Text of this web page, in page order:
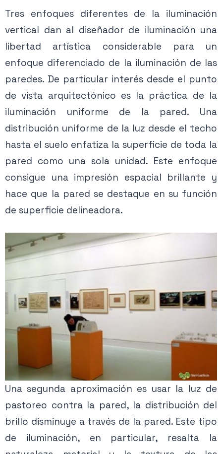
Tres enfoques diferentes de la iluminación
vertical dan al diseñador de iluminación una
libertad artística considerable para un
enfoque diferenciado de la iluminación de las
paredes. De particular interés desde el punto
de vista arquitectónico es la práctica de la
iluminación uniforme de la pared. Una
distribución uniforme de la luz desde el techo
hasta el suelo enfatiza la superficie de toda la
pared como una sola unidad. Este enfoque
consigue una impresión espacial brillante y
hace que la pared se destaque en su función
de superficie delineadora.
Una segunda aproximación es usar la luz de
pastoreo contra la pared, la distribución del
brillo disminuye a través de la pared. Este tipo
de iluminación, en particular, resalta la